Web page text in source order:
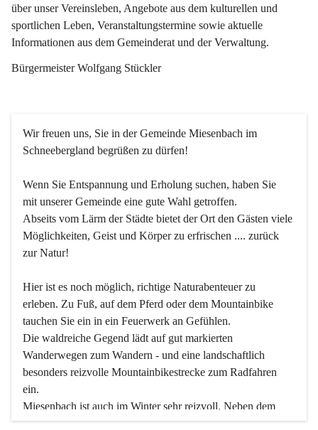
über unser Vereinsleben, Angebote aus dem kulturellen und
sportlichen Leben, Veranstaltungstermine sowie aktuelle
Informationen aus dem Gemeinderat und der Verwaltung.
Bürgermeister Wolfgang Stückler
Wir freuen uns, Sie in der Gemeinde Miesenbach im
Schneebergland begrüßen zu dürfen!
Wenn Sie Entspannung und Erholung suchen, haben Sie
mit unserer Gemeinde eine gute Wahl getroffen.
Abseits vom Lärm der Städte bietet der Ort den Gästen viele
Möglichkeiten, Geist und Körper zu erfrischen .... zurück
zur Natur!
Hier ist es noch möglich, richtige Naturabenteuer zu
erleben. Zu Fuß, auf dem Pferd oder dem Mountainbike
tauchen Sie ein in ein Feuerwerk an Gefühlen.
Die waldreiche Gegend lädt auf gut markierten
Wanderwegen zum Wandern - und eine landschaftlich
besonders reizvolle Mountainbikestrecke zum Radfahren
ein.
Miesenbach ist auch im Winter sehr reizvoll. Neben dem
Eisstockschießen gibt es auf dem nahe gelegenen Unterberg